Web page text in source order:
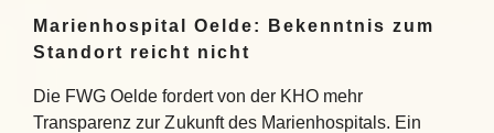
Marienhospital Oelde: Bekenntnis zum
Standort reicht nicht
Die FWG Oelde fordert von der KHO mehr
Transparenz zur Zukunft des Marienhospitals. Ein